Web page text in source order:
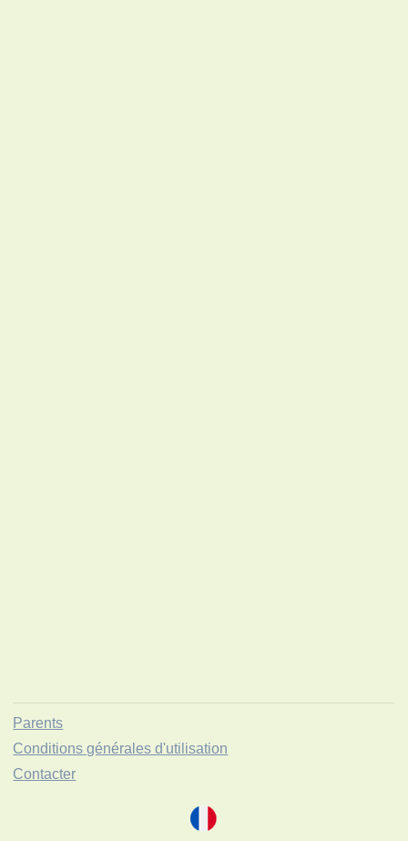
Parents
Conditions générales d'utilisation
Contacter